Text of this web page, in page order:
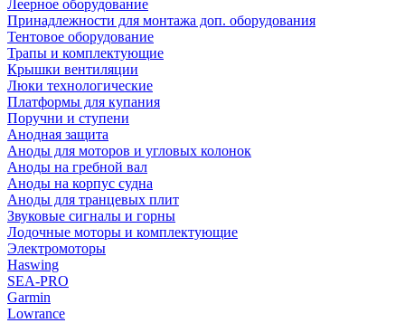
Леерное оборудование
Принадлежности для монтажа доп. оборудования
Тентовое оборудование
Трапы и комплектующие
Крышки вентиляции
Люки технологические
Платформы для купания
Поручни и ступени
Анодная защита
Аноды для моторов и угловых колонок
Аноды на гребной вал
Аноды на корпус судна
Аноды для транцевых плит
Звуковые сигналы и горны
Лодочные моторы и комплектующие
Электромоторы
Haswing
SEA-PRO
Garmin
Lowrance